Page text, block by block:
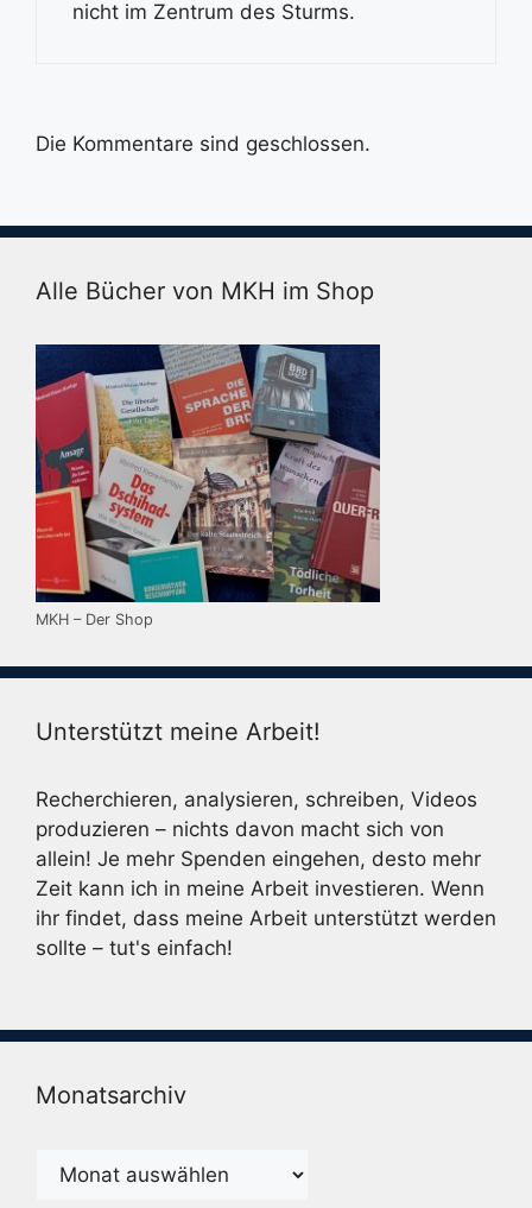
nicht im Zentrum des Sturms.
Die Kommentare sind geschlossen.
Alle Bücher von MKH im Shop
MKH – Der Shop
Unterstützt meine Arbeit!
Recherchieren, analysieren, schreiben, Videos
produzieren – nichts davon macht sich von
allein! Je mehr Spenden eingehen, desto mehr
Zeit kann ich in meine Arbeit investieren. Wenn
ihr findet, dass meine Arbeit unterstützt werden
sollte – tut's einfach!
Monatsarchiv
Monatsarchiv